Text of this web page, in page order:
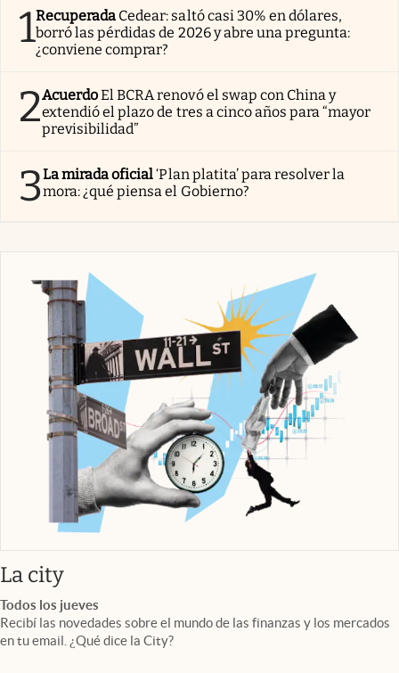
1Recuperada Cedear: saltó casi 30% en dólares,
borró las pérdidas de 2026 y abre una pregunta:
¿conviene comprar?
2AcuerdoEl BCRA renovó el swap con China y
extendió el plazo de tres a cinco años para “mayor
previsibilidad”
3La mirada oficial‘Plan platita’ para resolver la
mora: ¿qué piensa el Gobierno?
La cityabre en nueva pestaña
Todos los jueves
Recibí las novedades sobre el mundo de las finanzas y los mercados
en tu email. ¿Qué dice la City?